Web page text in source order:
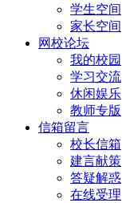
学生空间
家长空间
网校论坛
我的校园
学习交流
休闲娱乐
教师专版
信箱留言
校长信箱
建言献策
答疑解惑
在线受理